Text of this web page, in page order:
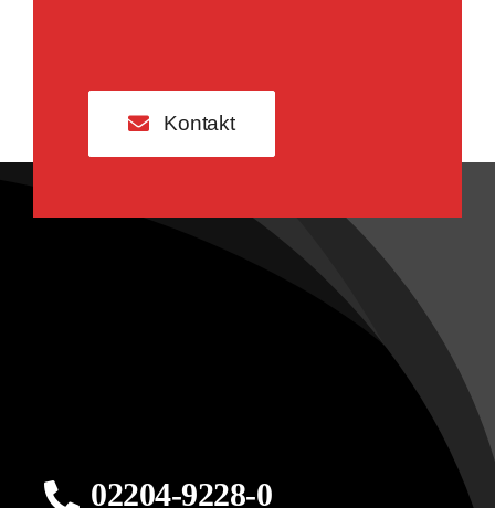
Kontakt
02204-9228-0